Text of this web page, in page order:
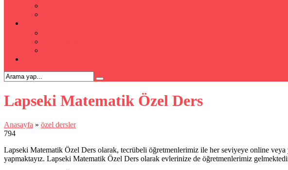
Lapseki Matematik Özel Ders
Anasayfa » özel dersler
794
Lapseki Matematik Özel Ders olarak, tecrübeli öğretmenlerimiz ile her seviyeye online
yapmaktayız. Lapseki Matematik Özel Ders olarak evlerinize de öğretmenlerimiz